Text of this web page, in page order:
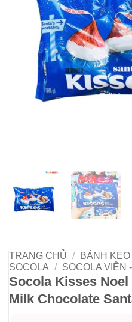
TRANG CHỦ / BÁNH
SOCOLA / SOCOLA VIÊN
Socola Kisses Noel
Milk Chocolate